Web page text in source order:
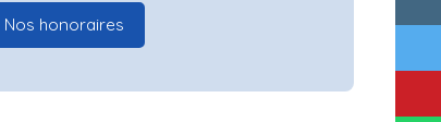
Nos honoraires